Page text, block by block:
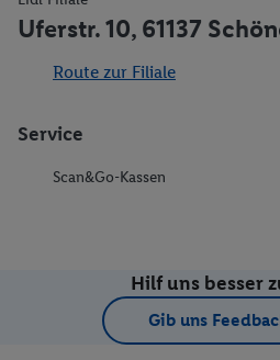
Uferstr. 10, 61137
Route zur Filiale
Service
Scan&Go-Kassen
Hilf uns besser
Gib uns